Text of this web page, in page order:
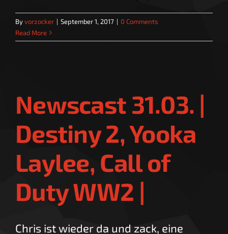
Byvorzocker | September 1, 2017 | 0 Comments
Read More
Newscast 31.03. |
Destiny 2, Yooka
Laylee, Call of
Duty WW2 |
Chris ist wieder da und zack, eine